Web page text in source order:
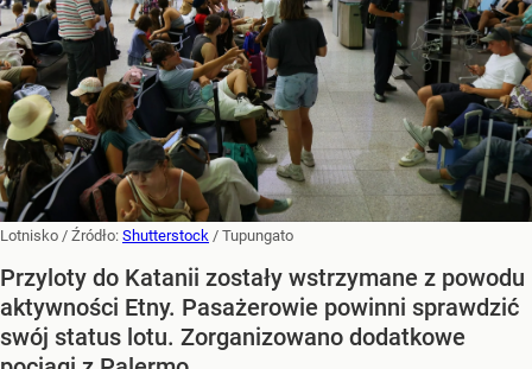
Lotnisko / Źródło: Shutterstock / Tupungato
Przyloty do Katanii zostały wstrzymane z powodu
aktywności Etny. Pasażerowie powinni sprawdzić
swój status lotu. Zorganizowano dodatkowe